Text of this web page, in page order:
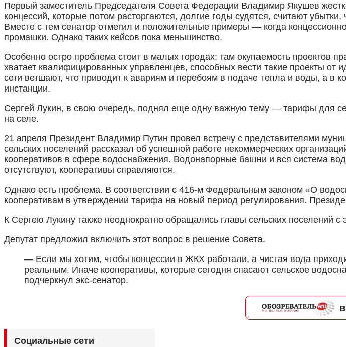
Первый заместитель Председателя Совета Федерации Владимир Якушев
концессий, которые потом расторгаются, долгие годы судятся, считают
Вместе с тем сенатор отметил и положительные примеры — когда
промашки. Однако таких кейсов пока меньшинство.
Особенно остро проблема стоит в малых городах: там окупаемость проектов
хватает квалифицированных управленцев, способных вести такие проекты от
сети ветшают, что приводит к авариям и перебоям в подаче тепла и воды, а в
инстанции.
Сергей Лукин, в свою очередь, поднял еще одну важную тему — тарифы для
на селе.
21 апреля Президент Владимир Путин провел встречу с представителями
сельских поселений рассказал об успешной работе некоммерческих
кооперативов в сфере водоснабжения. Водонапорные башни и вся система
отсутствуют, кооперативы справляются.
Однако есть проблема. В соответствии с 416-м Федеральным законом «О
кооперативам в утверждении тарифа на новый период регулирования.
К Сергею Лукину также неоднократно обращались главы сельских поселений
Депутат предложил включить этот вопрос в решение Совета.
— Если мы хотим, чтобы концессии в ЖКХ работали, а чистая вода
реальным. Иначе кооперативы, которые сегодня спасают сельское
подчеркнул экс-сенатор.
в
Социальные сети